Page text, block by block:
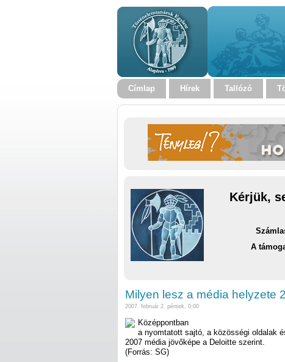
Címlap Hírek Tallózó
Kérjük,
A
Milyen lesz a média helyzete
2007. február 2. péntek, 0:00
Középpontban
a nyomtatott sajtó, a közösségi oldalak
2007 média jövőképe a Deloitte szerint.
(Forrás: SG)